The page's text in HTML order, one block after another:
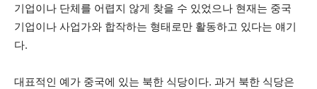
기업이나 단체를 어렵지 않게 찾을 수 있었으나 현재는 중국
기업이나 사업가와 합작하는 형태로만 활동하고 있다는 얘기
다.
대표적인 예가 중국에 있는 북한 식당이다. 과거 북한 식당은